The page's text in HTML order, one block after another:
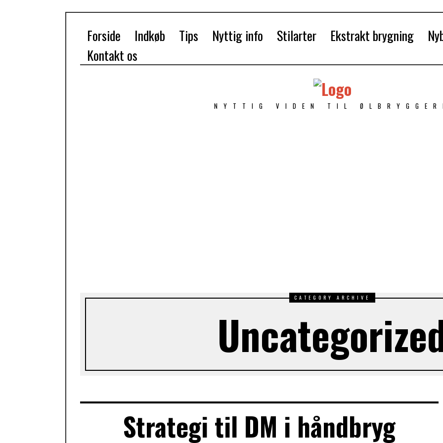
Forside Indkøb Tips Nyttig info Stilarter Ekstrakt brygning
Kontakt os
NYTTIG VIDEN TIL
CATEGORY ARCHIVE
Strategi til DM i håndbryg